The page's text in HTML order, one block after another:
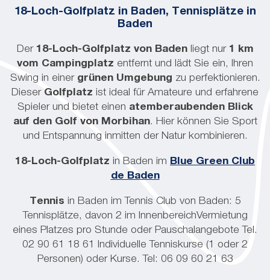
18-Loch-Golfplatz in Baden, Tennisplätze in
Baden
Der18-Loch-Golfplatz von Badenliegt nur 1 km
vom Campingplatz entfernt und lädt Sie ein, Ihren
Swing in einer grünen Umgebung zu perfektionieren.
Dieser Golfplatz ist ideal für Amateure und erfahrene
Spieler und bietet einen atemberaubenden Blick
auf den Golf von Morbihan. Hier können Sie Sport
und Entspannung inmitten der Natur kombinieren.
18-Loch-Golfplatz in Baden im Blue Green Club
de Baden
Tennis in Baden im Tennis Club von Baden: 5
Tennisplätze, davon 2 im InnenbereichVermietung
eines Platzes pro Stunde oder Pauschalangebote Tel.
02 90 61 18 61
Individuelle Tenniskurse (1 oder 2
Personen) oder Kurse. Tel: 06 09 60 21 63